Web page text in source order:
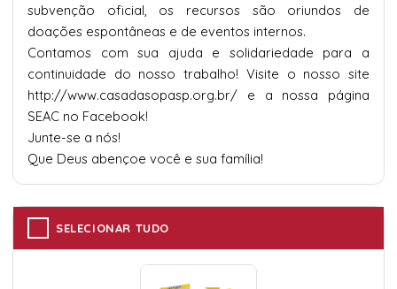
subvenção oficial, os recursos são oriundos de
doações espontâneas e de eventos internos.
Contamos com sua ajuda e solidariedade para a
continuidade do nosso trabalho! Visite o nosso site
http://www.casadasopasp.org.br/ e a nossa página
SEAC no Facebook!
Junte-se a nós!
Que Deus abençoe você e sua família!
SELECIONAR TUDO